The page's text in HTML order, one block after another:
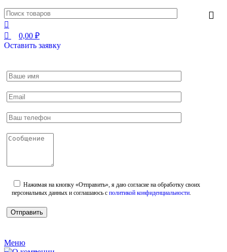
0,00 ₽
Оставить заявку
Нажимая на кнопку «Отправить», я даю согласие на обработку своих
персональных данных и соглашаюсь с политикой конфиденциальности.
Меню